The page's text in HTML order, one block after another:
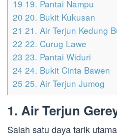
19 19. Pantai Nampu
20 20. Bukit Kukusan
21 21. Air Terjun Kedung
22 22. Curug Lawe
23 23. Pantai Widuri
24 24. Bukit Cinta Bawen
25 25. Air Terjun Jumog
1. Air Terjun
Salah satu daya tarik